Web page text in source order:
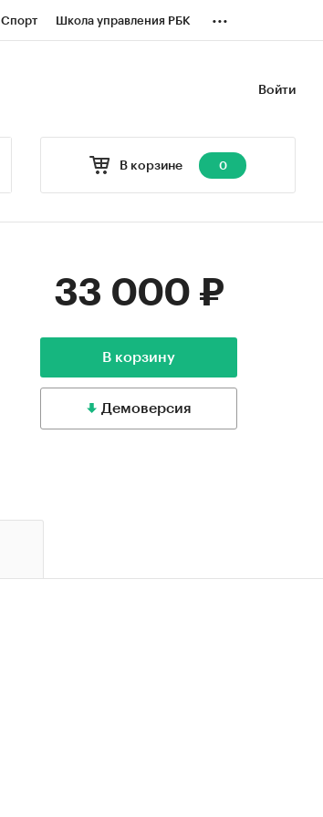
Спорт Школа управления РБК ...
Войти
В корзине 0
33 000 ₽
В корзину
Демоверсия